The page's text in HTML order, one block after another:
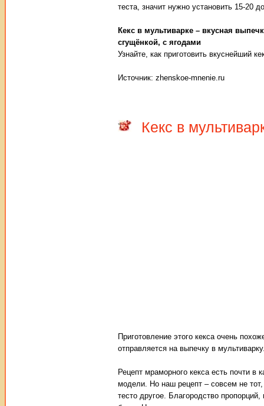
теста, значит нужно установить 15-20
Кекс в мультиварке – вкусная
сгущёнкой, с ягодами
Узнайте, как приготовить вкуснейший
Источник: zhenskoe-mnenie.ru
Кекс в
Приготовление этого кекса очень
отправляется на выпечку в
Рецепт мраморного кекса есть почти
модели. Но наш рецепт – совсем не тот,
тесто другое. Благородство